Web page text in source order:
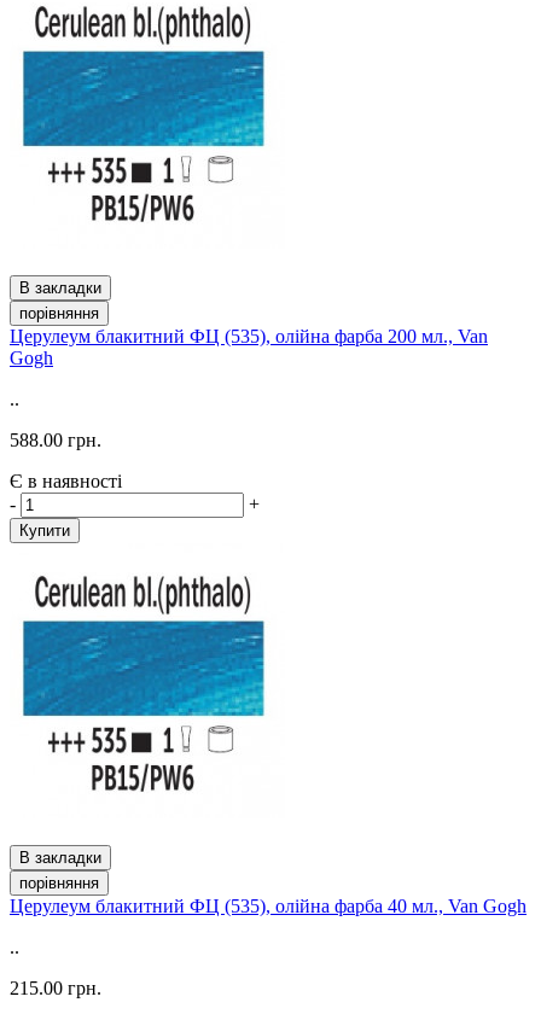
В закладки
порівняння
Церулеум блакитний ФЦ (535), олійна фарба 200 мл., Van
Gogh
..
588.00 грн.
Є в наявності
-
+
Купити
В закладки
порівняння
Церулеум блакитний ФЦ (535), олійна фарба 40 мл., Van Gogh
..
215.00 грн.